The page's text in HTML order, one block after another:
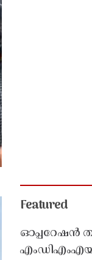
Featured
ഓപ്പറേഷൻ